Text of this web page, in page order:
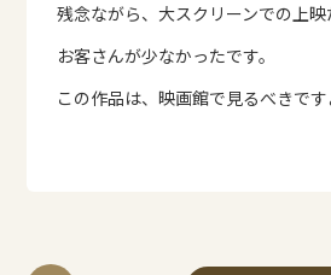
残念ながら、大スクリーンでの上映
お客さんが少なかったです。
この作品は、映画館で見るべきです